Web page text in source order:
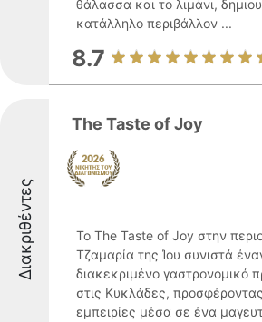
θάλασσα και το λιμάνι,
κατάλληλο περιβάλλον ...
8.7
Διακριθέντες
The Taste of Joy
Το The Taste of Joy στην
Τζαμαρία της Ίου συνιστά
διακεκριμένο γαστρονομικό
στις Κυκλάδες,
εμπειρίες μέσα σε ένα